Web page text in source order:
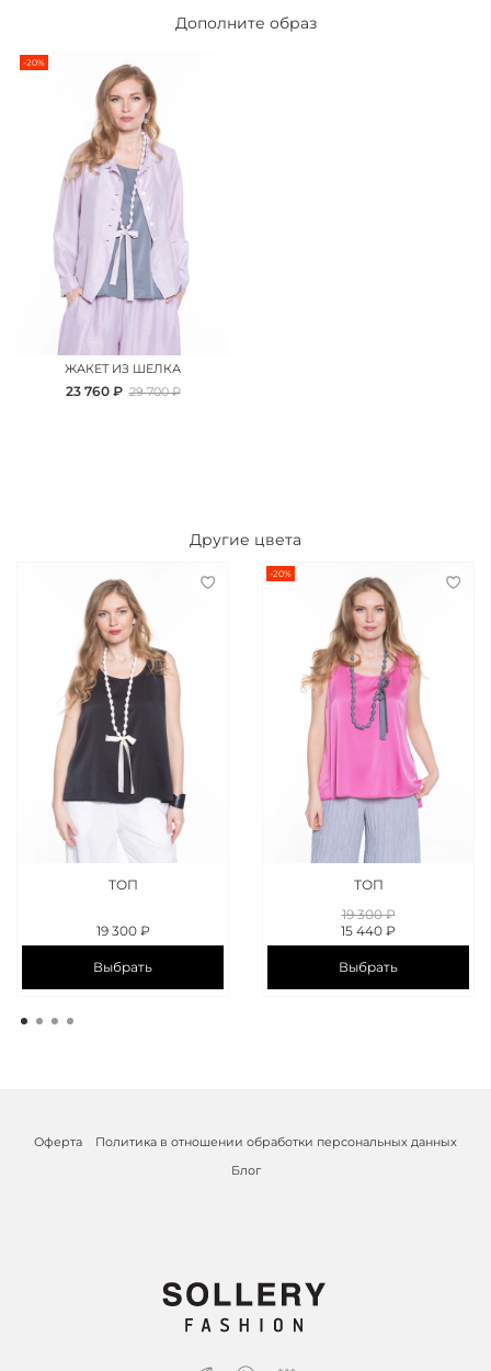
Дополните образ
-20%
ЖАКЕТ ИЗ ШЕЛКА
23 760 ₽ 29 700 ₽
Другие цвета
ТОП
19 300 ₽
Выбрать
-20%
ТОП
19 300 ₽
15 440 ₽
Выбрать
Оферта
Политика в отношении обработки персональных данных
Блог